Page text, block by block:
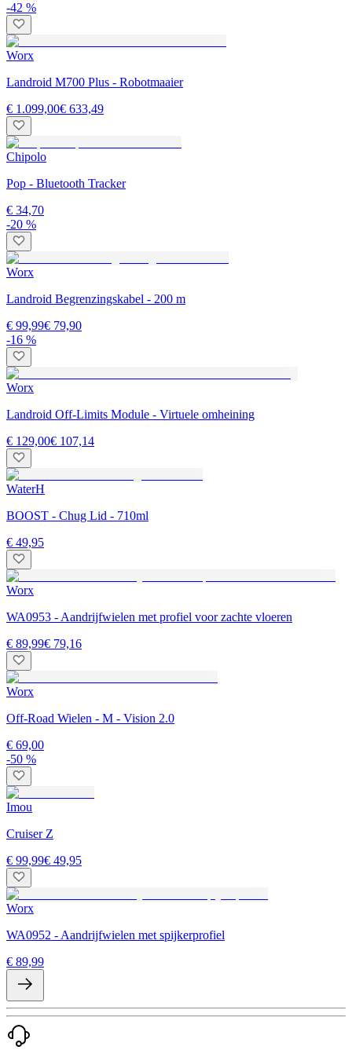
-42 %
Worx
Landroid M700 Plus - Robotmaaier
€ 1.099,00€ 633,49
Chipolo
Pop - Bluetooth Tracker
€ 34,70
-20 %
Worx
Landroid Begrenzingskabel - 200 m
€ 99,99€ 79,90
-16 %
Worx
Landroid Off-Limits Module - Virtuele omheining
€ 129,00€ 107,14
WaterH
BOOST - Chug Lid - 710ml
€ 49,95
Worx
WA0953 - Aandrijfwielen met profiel voor zachte vloeren
€ 89,99€ 79,16
Worx
Off-Road Wielen - M - Vision 2.0
€ 69,00
-50 %
Imou
Cruiser Z
€ 99,99€ 49,95
Worx
WA0952 - Aandrijfwielen met spijkerprofiel
€ 89,99